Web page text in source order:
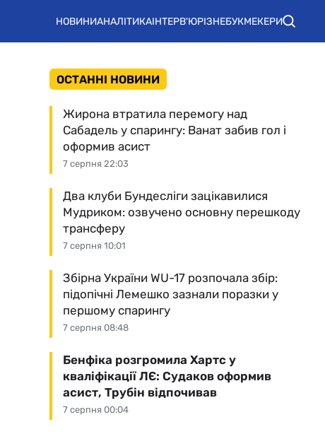
НОВИНИАНАЛІТИКАІНТЕРВ'ЮРІЗНЕБУКМЕКЕРИ
ОСТАННІ НОВИНИ
7 серпня 22:03
Жирона втратила перемогу над
Сабадель у спарингу: Ванат забив гол і
оформив асист
7 серпня 10:01
Два клуби Бундесліги зацікавилися
Мудриком: озвучено основну перешкоду
трансферу
7 серпня 08:48
Збірна України WU-17 розпочала збір:
підопічні Лемешко зазнали поразки у
першому спарингу
7 серпня 00:04
Бенфіка розгромила Хартс у
кваліфікації ЛЄ: Судаков оформив
асист, Трубін відпочивав